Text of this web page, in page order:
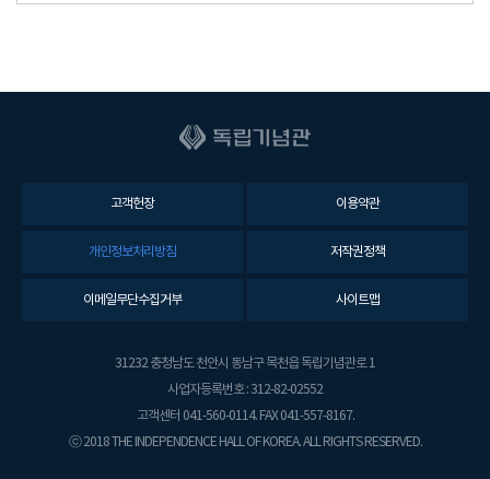
고객헌장 이용약관
개인정보처리방침 저작권정책
이메일무단수집거부 사이트맵
31232 충청남도 천안시 동남구 목천읍 독립기념관로 1
사업자등록번호 : 312-82-02552
고객센터 041-560-0114. FAX 041-557-8167.
ⓒ 2018 THE INDEPENDENCE HALL OF KOREA. ALL RIGHTS RESERVED.